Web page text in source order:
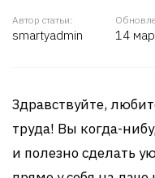
Автор статьи:
smartyadmin 14
Здравствуйте,
труда! Вы когда-
и полезно сделать